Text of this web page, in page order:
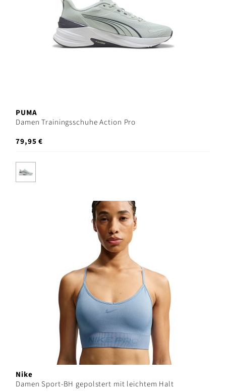
PUMA
Damen Trainingsschuhe Action Pro
79,95 €
Nike
Damen Sport-BH gepolstert mit leichtem Halt